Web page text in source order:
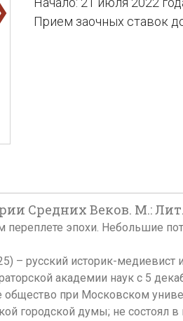
Прием заочных ставок
Средних Веков. М.:
эпохи. Небольшие
– русский историк-
академии наук с 5
общество при Московском
городской думы; не состоял в